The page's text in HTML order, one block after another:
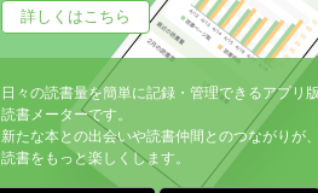
詳しくはこちら
日々の読書量を簡単に記録・管理できるアプリ版
読書メーターです。
新たな本との出会いや読書仲間とのつながりが、
読書をもっと楽しくします。